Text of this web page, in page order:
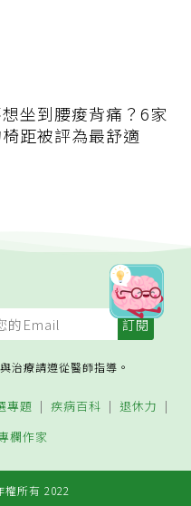
坐到腰痠背痛？6家
距被評為最舒適
治療請遵從醫師指導。
專題 疾病百科
退休力
欄作家
權所有 2022